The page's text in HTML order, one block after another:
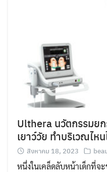
Ulthera นวัตกรรมย
เยาว์วัย ทำบริเวณไห
สิงหาคม 18, 2023
หนึ่งในเคล็ดลับหน้าเด็กที่จ